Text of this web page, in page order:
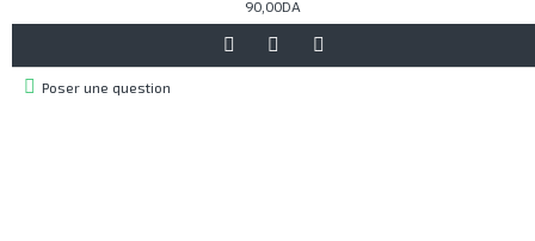
90,00DA
Poser une question